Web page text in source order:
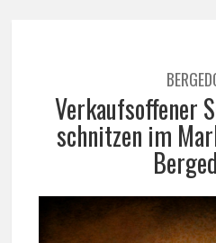
Verkaufsoffener
schnitzen im